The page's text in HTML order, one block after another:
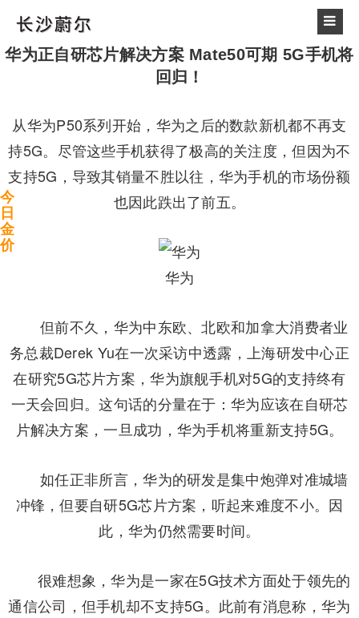
华为正自研芯片解决方案 Mate50可期 5G手机将
回归！
从华为P50系列开始，华为之后的数款新机都不再支
持5G。尽管这些手机获得了极高的关注度，但因为不
支持5G，导致其销量不胜以往，华为手机的市场份额
也因此跌出了前五。
华为
但前不久，华为中东欧、北欧和加拿大消费者业
务总裁Derek Yu在一次采访中透露，上海研发中心正
在研究5G芯片方案，华为旗舰手机对5G的支持终有
一天会回归。这句话的分量在于：华为应该在自研芯
片解决方案，一旦成功，华为手机将重新支持5G。
如任正非所言，华为的研发是集中炮弹对准城墙
冲锋，但要自研5G芯片方案，听起来难度不小。因
此，华为仍然需要时间。
很难想象，华为是一家在5G技术方面处于领先的
通信公司，但手机却不支持5G。此前有消息称，华为
今
日
金
价